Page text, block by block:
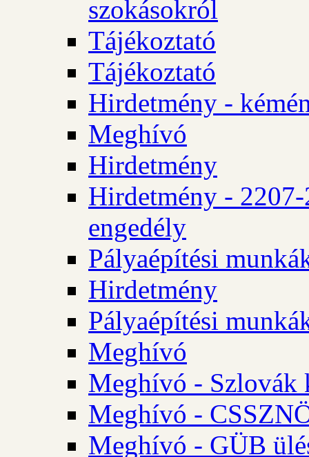
szokásokról
Tájékoztató
Tájékoztató
Hirdetmény -
Meghívó
Hirdetmény
Hirdetmény -
engedély
Pályaépítési
Hirdetmény
Pályaépítési
Meghívó
Meghívó - Szlovák
Meghívó -
Meghívó - GÜB